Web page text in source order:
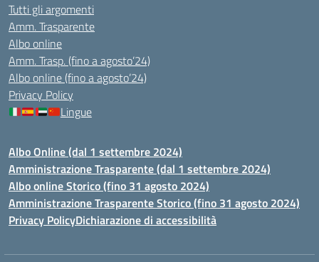
Tutti gli argomenti
Amm. Trasparente
Albo online
Amm. Trasp. (fino a agosto’24)
Albo online (fino a agosto’24)
Privacy Policy
Lingue
Albo Online (dal 1 settembre 2024)
Amministrazione Trasparente (dal 1 settembre 2024)
Albo online Storico (fino 31 agosto 2024)
Amministrazione Trasparente Storico (fino 31 agosto 2024)
Privacy PolicyDichiarazione di accessibilità